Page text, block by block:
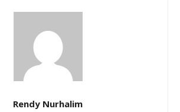
Rendy Nurhalim